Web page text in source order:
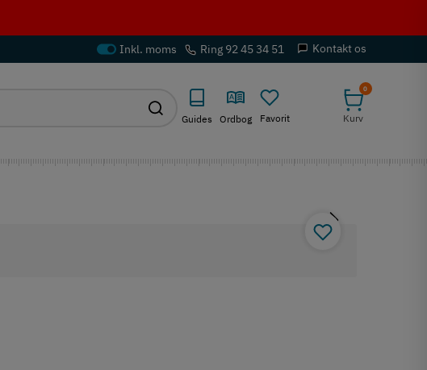
Ring 92 45 34 51 Kontakt os
Guides Ordbog Favorit
0
Kurv